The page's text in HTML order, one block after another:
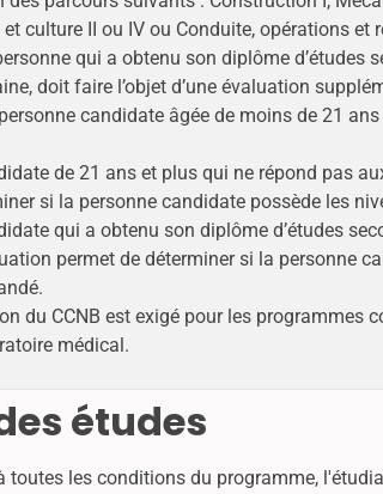
culture II ou IV ou Conduite, opérations et
qui a obtenu son diplôme d’études
doit faire l’objet d’une évaluation
candidate âgée de moins de 21
de 21 ans et plus qui ne répond pas
si la personne candidate possède les
qui a obtenu son diplôme d’études
permet de déterminer si la personne
du CCNB est exigé pour les
médical.
études
les conditions du programme,